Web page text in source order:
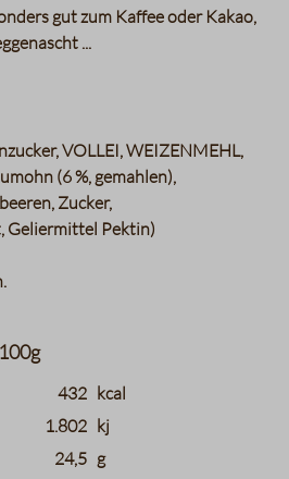
gut zum Kaffee oder Kakao,
...
VOLLEI, WEIZENMEHL,
(6 %, gemahlen),
Zucker,
Geliermittel Pektin)
charts.nutritions.header_value
432 kcal
1.802 kj
24,5 g